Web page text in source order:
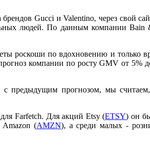
Gucci и Valentino, через свой
людей. По данным компании
роскоши по вдохновению и
компании по росту GMV от 5%
с предыдущим прогнозом, мы
Farfetch. Для акций Etsy (ETSY) он
Amazon (AMZN), а среди малых -